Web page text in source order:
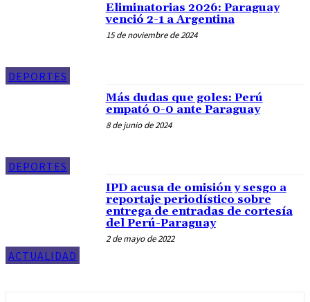
DEPORTES
Eliminatorias 2026: Paraguay
venció 2-1 a Argentina
15 de noviembre de 2024
DEPORTES
Más dudas que goles: Perú
empató 0-0 ante Paraguay
8 de junio de 2024
ACTUALIDAD
IPD acusa de omisión y sesgo a
reportaje periodístico sobre
entrega de entradas de cortesía
del Perú-Paraguay
2 de mayo de 2022